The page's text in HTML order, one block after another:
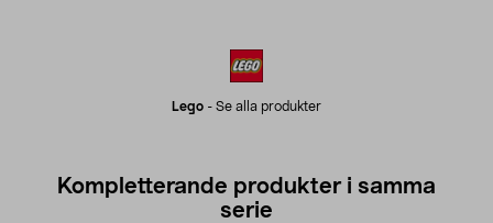
Lego - Se alla produkter
Kompletterande produkter i samma
serie